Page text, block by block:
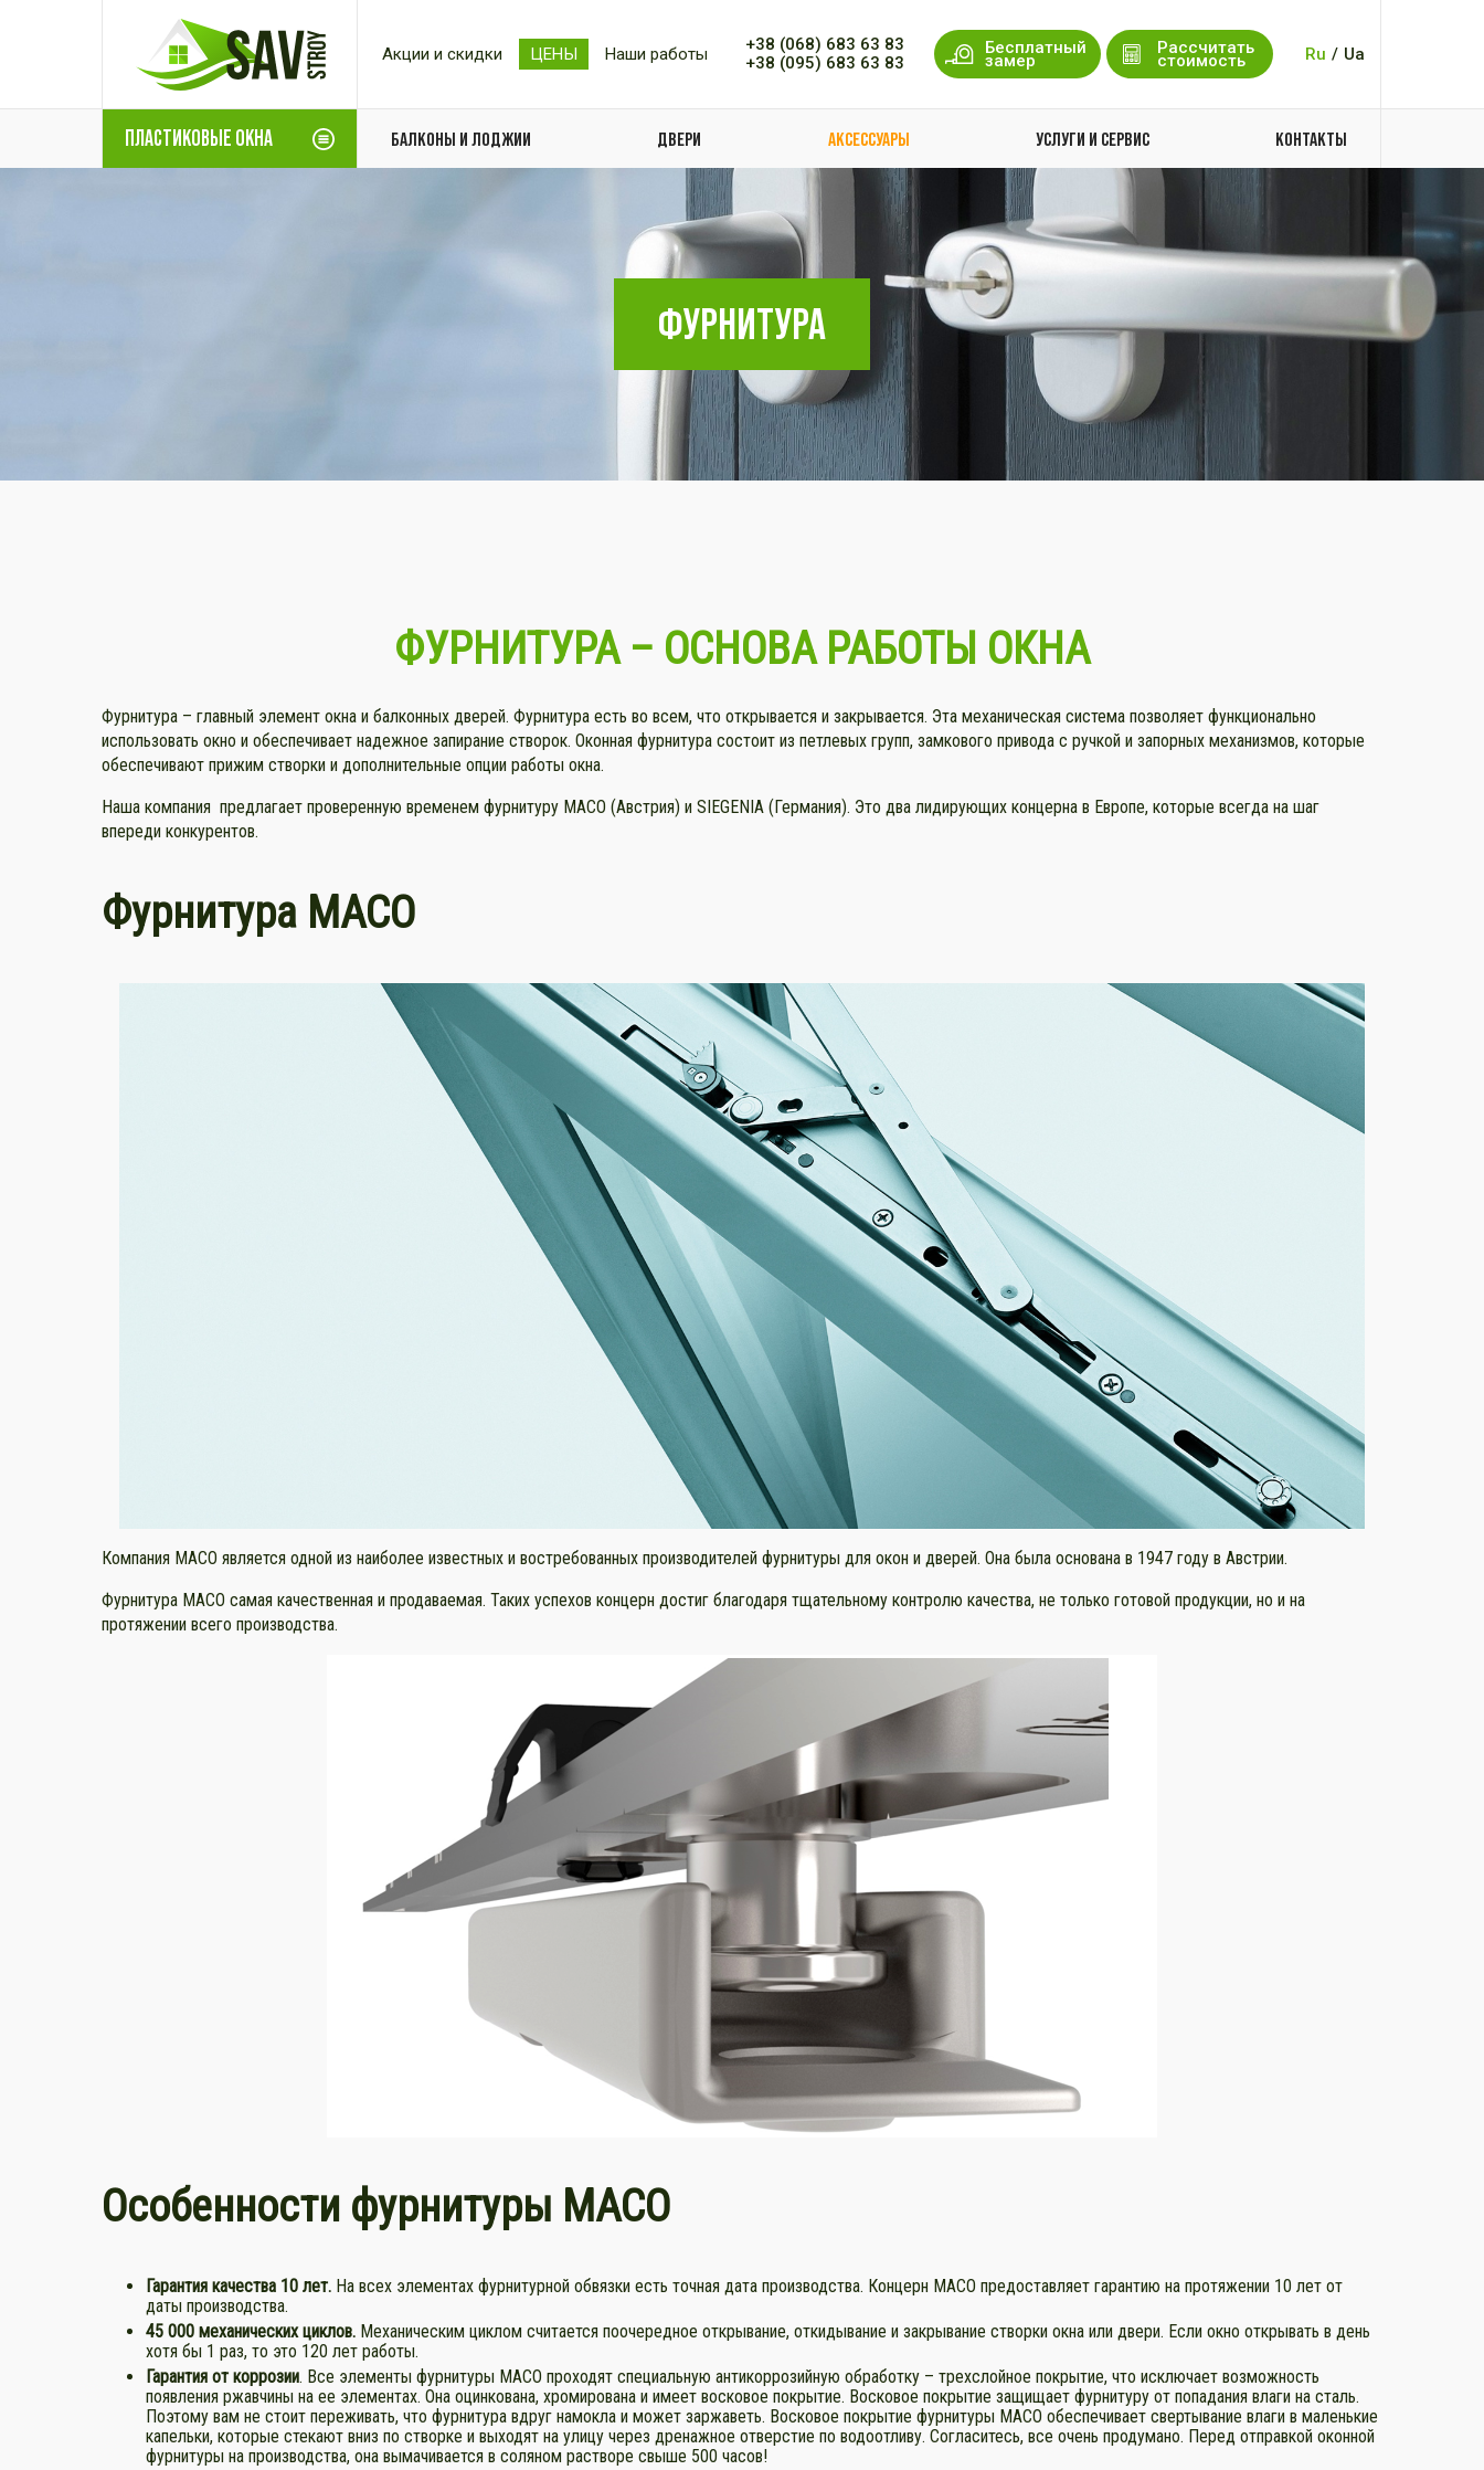
Акции и скидки ЦЕНЫ Наши работы
+38 (068) 683 63 83
+38 (095) 683 63 83
Бесплатный
замер
Рассчитать
стоимость Ru / Ua
ПЛАСТИКОВЫЕ ОКНА БАЛКОНЫ И ЛОДЖИИ ДВЕРИ АКСЕССУАРЫ УСЛУГИ И СЕРВИС КОНТАКТЫ
ФУРНИТУРА
ФУРНИТУРА – ОСНОВА РАБОТЫ ОКНА
Фурнитура – главный элемент окна и балконных дверей. Фурнитура есть во всем, что открывается и закрывается. Эта механическая система позволяет функционально
использовать окно и обеспечивает надежное запирание створок. Оконная фурнитура состоит из петлевых групп, замкового привода с ручкой и запорных механизмов, которые
обеспечивают прижим створки и дополнительные опции работы окна.
Наша компания предлагает проверенную временем фурнитуру МАСО (Австрия) и SIEGENIA (Германия). Это два лидирующих концерна в Европе, которые всегда на шаг
впереди конкурентов.
Фурнитура МАСО
Компания MACO является одной из наиболее известных и востребованных производителей фурнитуры для окон и дверей. Она была основана в 1947 году в Австрии.
Фурнитура MACO самая качественная и продаваемая. Таких успехов концерн достиг благодаря тщательному контролю качества, не только готовой продукции, но и на
протяжении всего производства.
Особенности фурнитуры МАСО
Гарантия качества 10 лет. На всех элементах фурнитурной обвязки есть точная дата производства. Концерн МАСО предоставляет гарантию на протяжении 10 лет от
даты производства.
45 000 механических циклов. Механическим циклом считается поочередное открывание, откидывание и закрывание створки окна или двери. Если окно открывать в день
хотя бы 1 раз, то это 120 лет работы.
Гарантия от коррозии. Все элементы фурнитуры МАСО проходят специальную антикоррозийную обработку – трехслойное покрытие, что исключает возможность
появления ржавчины на ее элементах. Она оцинкована, хромирована и имеет восковое покрытие. Восковое покрытие защищает фурнитуру от попадания влаги на сталь.
Поэтому вам не стоит переживать, что фурнитура вдруг намокла и может заржаветь. Восковое покрытие фурнитуры МАСО обеспечивает свертывание влаги в маленькие
капельки, которые стекают вниз по створке и выходят на улицу через дренажное отверстие по водоотливу. Согласитесь, все очень продумано. Перед отправкой оконной
фурнитуры на производства, она вымачивается в соляном растворе свыше 500 часов!